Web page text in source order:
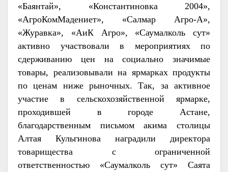
«Баянтай», «Константиновка 2004»,
«АгроКомМадениет», «Салмар Агро-А»,
«Журавка», «АиК Агро», «Саумалколь сут»
активно участвовали в мероприятиях по
сдерживанию цен на социально значимые
товары, реализовывали на ярмарках продукты
по ценам ниже рыночных. Так, за активное
участие в сельскохозяйственной ярмарке,
проходившей в городе Астане,
благодарственным письмом акима столицы
Алтая Кульгинова наградили директора
товарищества с ограниченной
ответственностью «Саумалколь сут» Саята